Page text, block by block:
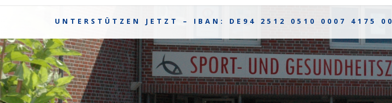
UNTERSTÜTZEN JETZT – IBAN: DE94 2512 0510 0007 4175 00